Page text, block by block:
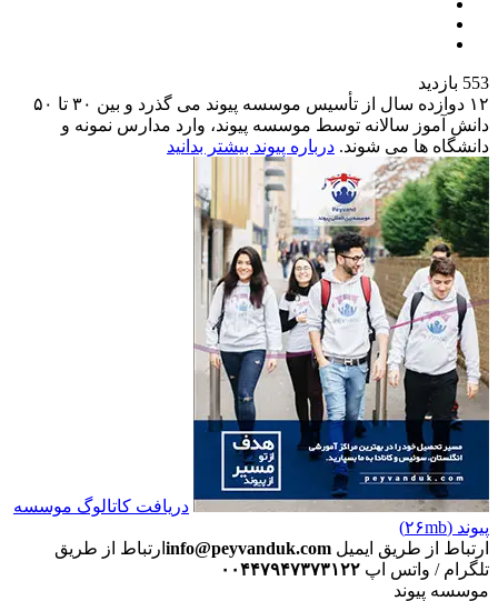
553 بازدید
۱۲
دوازده سال از تأسیس موسسه پیوند می گذرد و بین ۳۰ تا ۵۰
دانش آموز سالانه توسط موسسه پیوند، وارد مدارس نمونه و
دانشگاه ها می شوند. درباره پیوند بیشتر بدانید
دریافت کاتالوگ موسسه
پیوند (۲۶mb)
ارتباط از طریق ایمیل info@peyvanduk.com ارتباط از طریق
تلگرام / واتس اپ ۰۰۴۴۷۹۴۷۳۷۳۱۲۲
موسسه پیوند